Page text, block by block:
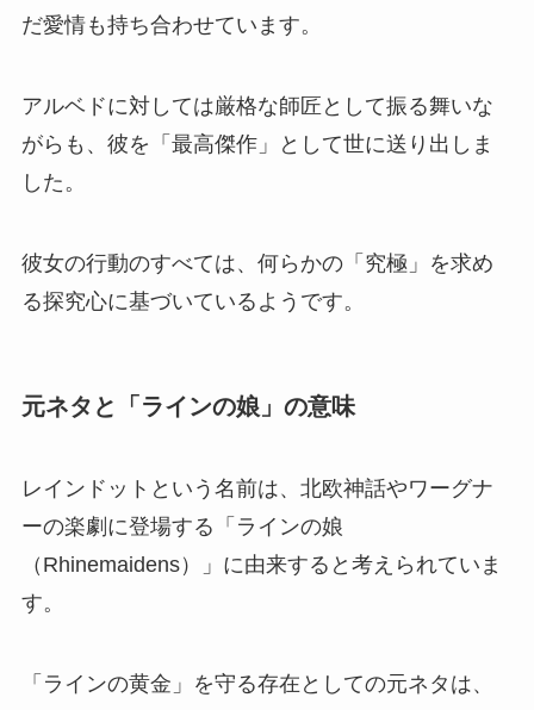
だ愛情も持ち合わせています。
アルベドに対しては厳格な師匠として振る舞いな
がらも、彼を「最高傑作」として世に送り出しま
した。
彼女の行動のすべては、何らかの「究極」を求め
る探究心に基づいているようです。
元ネタと「ラインの娘」の意味
レインドットという名前は、北欧神話やワーグナ
ーの楽劇に登場する「ラインの娘
（Rhinemaidens）」に由来すると考えられていま
す。
「ラインの黄金」を守る存在としての元ネタは、